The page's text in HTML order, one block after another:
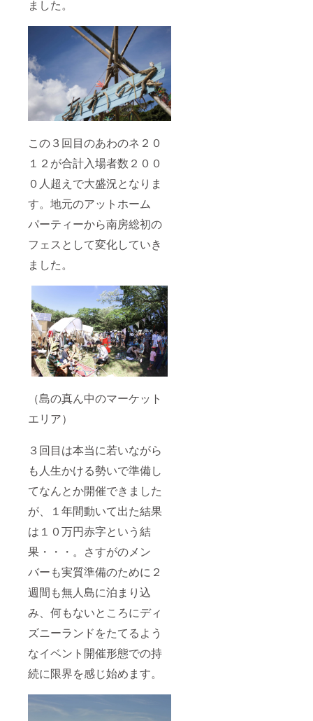
ました。
この３回目のあわのネ２０
１２が合計入場者数２００
０人超えで大盛況となりま
す。地元のアットホーム
パーティーから南房総初の
フェスとして変化していき
ました。
（島の真ん中のマーケット
エリア）
３回目は本当に若いながら
も人生かける勢いで準備し
てなんとか開催できました
が、１年間動いて出た結果
は１０万円赤字という結
果・・・。さすがのメン
バーも実質準備のために２
週間も無人島に泊まり込
み、何もないところにディ
ズニーランドをたてるよう
なイベント開催形態での持
続に限界を感じ始めます。